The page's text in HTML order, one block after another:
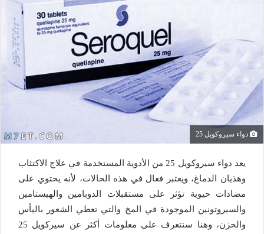
دواء سيروكويل 25
يعد دواء سيروكويل 25 من الأدوية المستخدمة في علاج الاكتئاب
وهذيان الدماغ، ويعتبر فعال في هذه الحالات، لأنه يحتوي على
مضادات حيوية تؤثر على مستقبلات الدوبامين والهيستامين
والسيروتونين الموجودة في المخ والتي تعطي الشعور باليأس
والحزن، وهنا سنتعرف على معلومات أكثر عن سيركويل 25